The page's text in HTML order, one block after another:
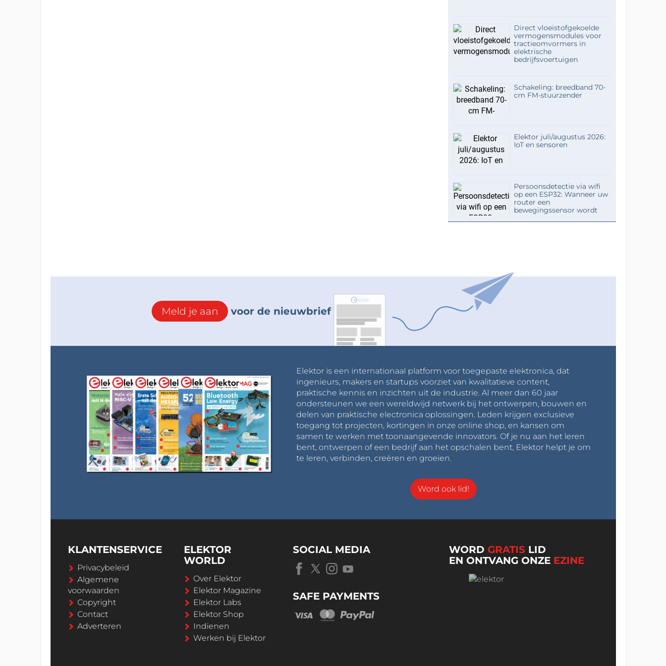
Direct vloeistofgekoelde
vermogensmodules voor
tractieomvormers in
elektrische
bedrijfsvoertuigen
Schakeling: breedband 70-
cm FM-stuurzender
Elektor juli/augustus 2026:
IoT en sensoren
Persoonsdetectie via wifi
op een ESP32: Wanneer uw
router een
bewegingssensor wordt
Meld je aan voor de nieuwbrief
Elektor is een internationaal platform voor toegepaste elektronica, dat
ingenieurs, makers en startups voorziet van kwalitatieve content,
praktische kennis en inzichten uit de industrie. Al meer dan 60 jaar
ondersteunen we een wereldwijd netwerk bij het ontwerpen, bouwen en
delen van praktische electronica oplossingen. Leden krijgen exclusieve
toegang tot projecten, kortingen in onze online shop, en kansen om
samen te werken met toonaangevende innovators. Of je nu aan het leren
bent, ontwerpen of een bedrijf aan het opschalen bent, Elektor helpt je om
te leren, verbinden, creëren en groeien.
Word ook lid!
KLANTENSERVICE
Privacybeleid
Algemene
voorwaarden
Copyright
Contact
Adverteren
ELEKTOR
WORLD
Over Elektor
Elektor Magazine
Elektor Labs
Elektor Shop
Indienen
Werken bij Elektor
SOCIAL MEDIA
SAFE PAYMENTS
WORDGRATIS LID
EN ONTVANG ONZE EZINE